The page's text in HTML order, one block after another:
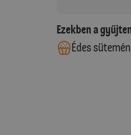
Ezekben a
Édes